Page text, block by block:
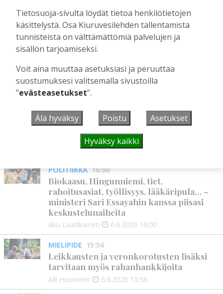
historiallista Wasa Footballcupin
hopeamitalia
Tilaajille
Marianna Grof
UUSIMMAT
MIELIPIDE 16:09
Kuinka kauan Kiuruveden pyöräteiden
annetaan rapistua?
Vilho Ruotsalainen 6.8.2026
POLITIIKKA 16:00
Biokaasu, Hingunniemi, tiet,
rahoitusasiat, työllisyys, lääkäripula… –
ministeri Sari Essayahin kanssa piisasi
keskustelunaiheita
Aku Laatikainen 6.8.2026 16:00
MIELIPIDE 15:56
Leikkausten ja veronkorotusten lisäksi
tarvitaan myös rahanhankkijoita
Alli Huovinen 6.8.2026 15:56
Tietosuoja-sivulta löydät tietoa henkilötietojen
käsittelystä. Osa Kiuruvesilehden tallentamista
tunnisteista on välttämättömiä palvelujen ja
sisällön tarjoamiseksi.
Voit aina muuttaa asetuksiasi ja peruuttaa
suostumuksesi valitsemalla sivustoilla
”evästeasetukset”.
Älä hyväksy Poistu Asetukset
Hyväksy kaikki